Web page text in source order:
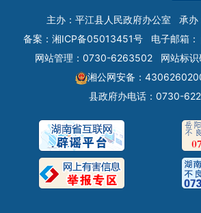
主办：平江县人民政府办公室
承办
备案： 湘ICP备05013451号 电子邮箱：
网站管理：0730-6263502
网站标
湘公网安备：
县政府办电话：0730-